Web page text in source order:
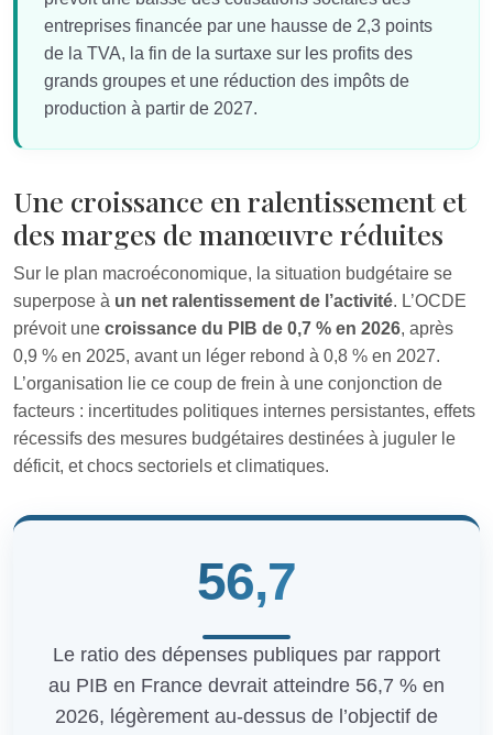
entreprises financée par une hausse de 2,3 points
de la TVA, la fin de la surtaxe sur les profits des
grands groupes et une réduction des impôts de
production à partir de 2027.
Une croissance en ralentissement et
des marges de manœuvre réduites
Sur le plan macroéconomique, la situation budgétaire se
superpose à un net ralentissement de l’activité. L’OCDE
prévoit une croissance du PIB de 0,7 % en 2026, après
0,9 % en 2025, avant un léger rebond à 0,8 % en 2027.
L’organisation lie ce coup de frein à une conjonction de
facteurs : incertitudes politiques internes persistantes, effets
récessifs des mesures budgétaires destinées à juguler le
déficit, et chocs sectoriels et climatiques.
56,7
Le ratio des dépenses publiques par rapport
au PIB en France devrait atteindre 56,7 % en
2026, légèrement au-dessus de l’objectif de